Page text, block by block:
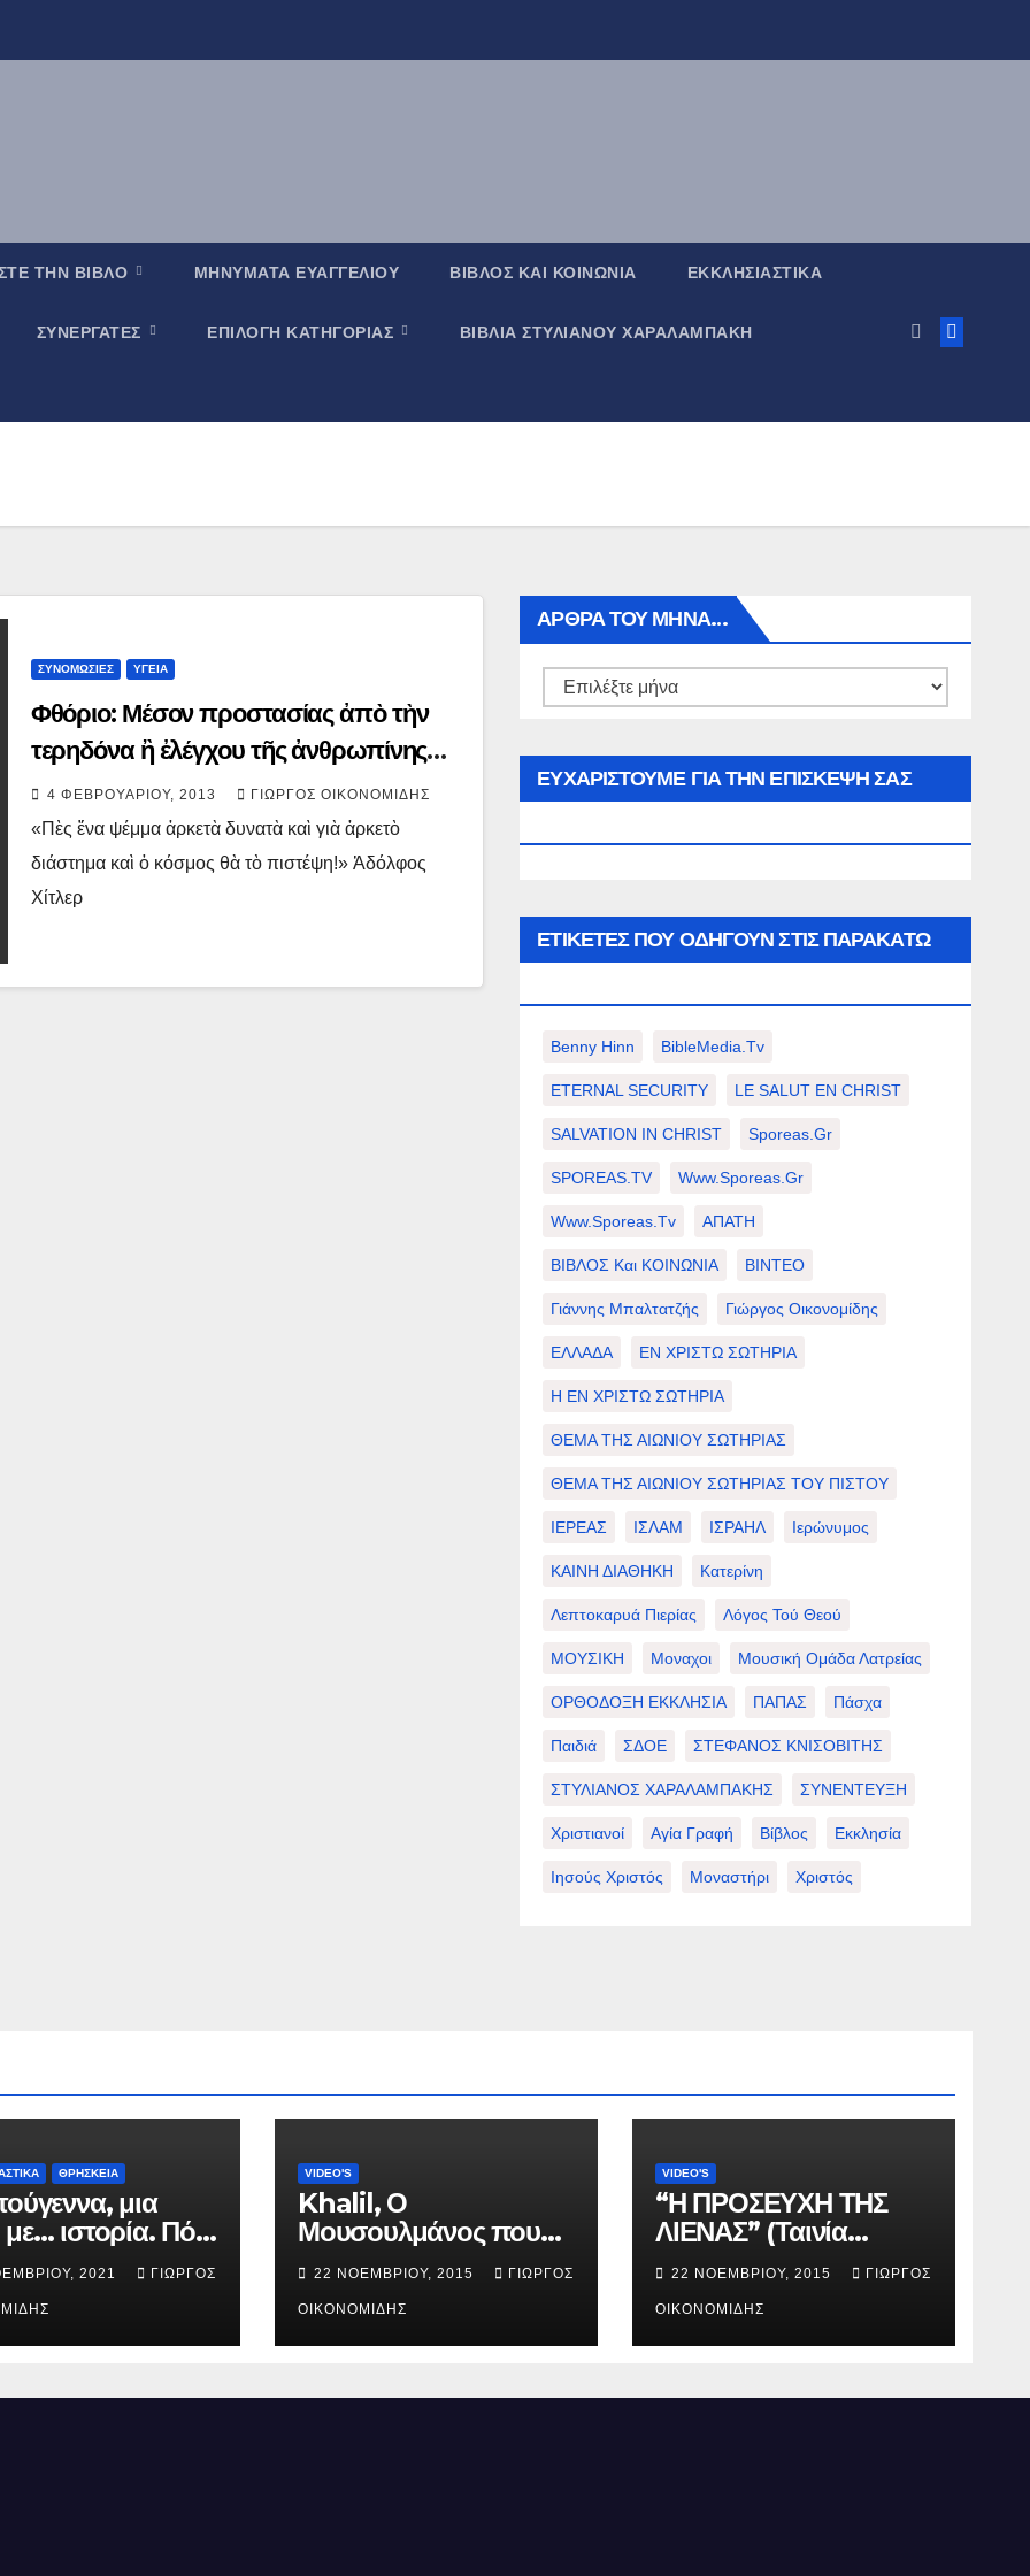
ΤΗΝ ΒΙΒΛΟ ΜΗΝΥΜΑΤΑ ΕΥΑΓΓΕΛΙΟΥ ΒΙΒΛΟΣ ΚΑΙ ΚΟΙΝΩΝΙΑ ΕΚΚΛΗΣΙΑΣΤΙΚΑ
ΣΥΝΕΡΓΑΤΕΣ ΕΠΙΛΟΓΗ ΚΑΤΗΓΟΡΙΑΣ ΒΙΒΛΙΑ ΣΤΥΛΙΑΝΟΥ ΧΑΡΑΛΑΜΠΑΚΗ
ΣΥΝΟΜΩΣΙΕΣ ΥΓΕΙΑ
Φθόριο: Μέσον προστασίας ἀπὸ τὴν
τερηδόνα ἢ ἐλέγχου τῆς ἀνθρωπίνης
συμπεριφορᾶς;
4 ΦΕΒΡΟΥΑΡΊΟΥ, 2013 ΓΙΏΡΓΟΣ ΟΙΚΟΝΟΜΊΔΗΣ
«Πὲς ἕνα ψέμμα ἀρκετὰ δυνατὰ καὶ γιὰ ἀρκετὸ
διάστημα καὶ ὁ κόσμος θὰ τὸ πιστέψη!» Ἀδόλφος
Χίτλερ
ΑΡΘΡΑ ΤΟΥ ΜΉΝΑ…
Αρθρα
μήνα…
ΕΥΧΑΡΙΣΤΟΥΜΕ ΓΙΑ ΤΗΝ ΕΠΙΣΚΕΨΗ ΣΑΣ
ΕΤΙΚΈΤΕΣ ΠΟΥ ΟΔΗΓΟΎΝ ΣΤΙΣ ΠΑΡΑΚΆΤΩ
Benny Hinn BibleMedia.tv
ETERNAL SECURITY LE SALUT EN CHRIST
SALVATION IN CHRIST Sporeas.gr
SPOREAS.TV Www.sporeas.gr
Www.sporeas.tv ΑΠΑΤΗ
ΒΙΒΛΟΣ Και ΚΟΙΝΩΝΙΑ ΒΙΝΤΕΟ
Γιάννης Μπαλτατζής Γιώργος Οικονομίδης
ΕΛΛΑΔΑ ΕΝ ΧΡΙΣΤΩ ΣΩΤΗΡΙΑ
Η ΕΝ ΧΡΙΣΤΩ ΣΩΤΗΡΙΑ
ΘΕΜΑ ΤΗΣ ΑΙΩΝΙΟΥ ΣΩΤΗΡΙΑΣ
ΘΕΜΑ ΤΗΣ ΑΙΩΝΙΟΥ ΣΩΤΗΡΙΑΣ ΤΟΥ ΠΙΣΤΟΥ
ΙΕΡΕΑΣ ΙΣΛΑΜ ΙΣΡΑΗΛ Ιερώνυμος
ΚΑΙΝΗ ΔΙΑΘΗΚΗ Κατερίνη
Λεπτοκαρυά Πιερίας Λόγος Τού Θεού
ΜΟΥΣΙΚΗ Μοναχοι Μουσική Ομάδα Λατρείας
ΟΡΘΟΔΟΞΗ ΕΚΚΛΗΣΙΑ ΠΑΠΑΣ Πάσχα
Παιδιά ΣΔΟΕ ΣΤΕΦΑΝΟΣ ΚΝΙΣΟΒΙΤΗΣ
ΣΤΥΛΙΑΝΟΣ ΧΑΡΑΛΑΜΠΑΚΗΣ ΣΥΝΕΝΤΕΥΞΗ
Χριστιανοί Αγία Γραφή Βίβλος Εκκλησία
Ιησούς Χριστός Μοναστήρι Χριστός
ΘΡΗΣΚΕΙΑ
μια
ιστορία. Πότε
ο Ιησούς
(Βίντεο).
2021 ΓΙΏΡΓΟΣ
VIDEO'S
Khalil, Ο
Μουσουλμάνος που
έγινε Χριστιανός.
22 ΝΟΕΜΒΡΊΟΥ, 2015 ΓΙΏΡΓΟΣ
ΟΙΚΟΝΟΜΊΔΗΣ
VIDEO'S
“Η ΠΡΟΣΕΥΧΗ ΤΗΣ
ΛΙΕΝΑΣ” (Ταινία
μικρού μήκους).
22 ΝΟΕΜΒΡΊΟΥ, 2015 ΓΙΏΡΓΟΣ
ΟΙΚΟΝΟΜΊΔΗΣ